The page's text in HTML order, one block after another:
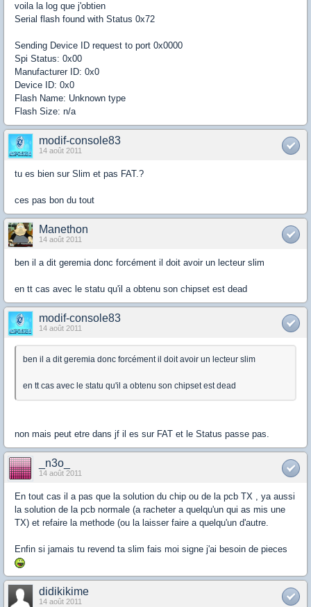
voila la log que j'obtien
Serial flash found with Status 0x72
Sending Device ID request to port 0x0000
Spi Status: 0x00
Manufacturer ID: 0x0
Device ID: 0x0
Flash Name: Unknown type
Flash Size: n/a
modif-console83
14 août 2011
tu es bien sur Slim et pas FAT.?
ces pas bon du tout
Manethon
14 août 2011
ben il a dit geremia donc forcément il doit avoir un lecteur slim
en tt cas avec le statu qu'il a obtenu son chipset est dead
modif-console83
14 août 2011
ben il a dit geremia donc forcément il doit avoir un lecteur slim
en tt cas avec le statu qu'il a obtenu son chipset est dead
non mais peut etre dans jf il es sur FAT et le Status passe pas.
_n3o_
14 août 2011
En tout cas il a pas que la solution du chip ou de la pcb TX , ya aussi
la solution de la pcb normale (a racheter a quelqu'un qui as mis une
TX) et refaire la methode (ou la laisser faire a quelqu'un d'autre.
Enfin si jamais tu revend ta slim fais moi signe j'ai besoin de pieces
didikikime
14 août 2011